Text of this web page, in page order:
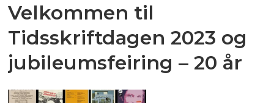
Velkommen til
Tidsskriftdagen 2023 og
jubileumsfeiring – 20 år